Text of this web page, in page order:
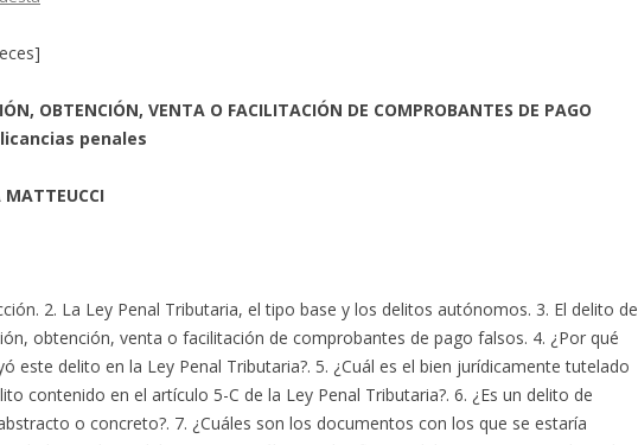
OBTENCIÓN, VENTA O FACILITACIÓN DE COMPROBANTES DE PAGO
penales
MATTEUCCI
2. La Ley Penal Tributaria, el tipo base y los delitos autónomos. 3. El delito de
obtención, venta o facilitación de comprobantes de pago falsos. 4. ¿Por qué
este delito en la Ley Penal Tributaria?. 5. ¿Cuál es el bien jurídicamente tutelado
contenido en el artículo 5-C de la Ley Penal Tributaria?. 6. ¿Es un delito de
o concreto?. 7. ¿Cuáles son los documentos con los que se estaría